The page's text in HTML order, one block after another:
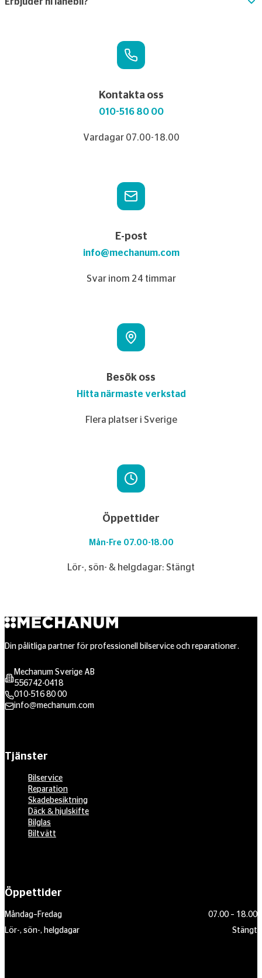
Kontakta oss
010-516 80 00
Vardagar 07.00-18.00
E-post
info@mechanum.com
Svar inom 24 timmar
Besök oss
Hitta närmaste verkstad
Flera platser i Sverige
Öppettider
Mån-Fre 07.00-18.00
Lör-, sön- & helgdagar: Stängt
Din pålitliga partner för professionell bilservice och reparationer.
Mechanum Sverige AB
556742-0418
010-516 80 00
info@mechanum.com
Tjänster
Bilservice
Reparation
Skadebesiktning
Däck & hjulskifte
Bilglas
Biltvätt
Öppettider
Måndag–Fredag
07.00 – 18.00
Lör-, sön-, helgdagar
Stängt